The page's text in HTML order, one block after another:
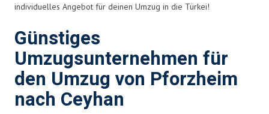
individuelles Angebot für deinen Umzug in die Türkei!
Günstiges
Umzugsunternehmen für
den Umzug von Pforzheim
nach Ceyhan